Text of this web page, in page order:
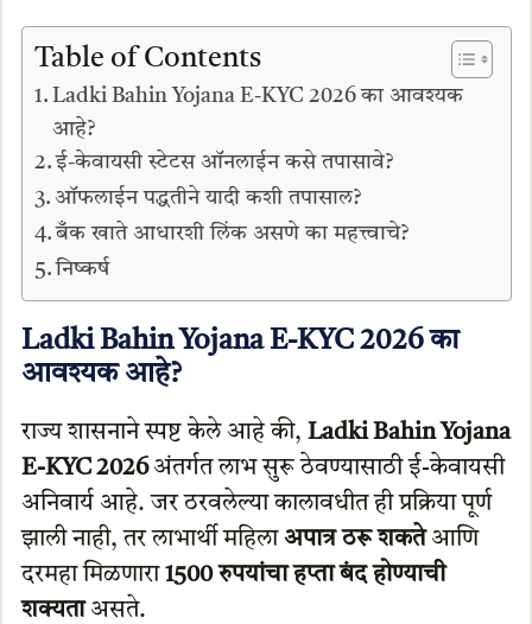
Table of Contents
Ladki Bahin Yojana E-KYC 2026 का आवश्यक
आहे?
ई-केवायसी स्टेटस ऑनलाईन कसे तपासावे?
ऑफलाईन पद्धतीने यादी कशी तपासाल?
बँक खाते आधारशी लिंक असणे का महत्त्वाचे?
निष्कर्ष
Ladki Bahin Yojana E-KYC 2026 का
आवश्यक आहे?
राज्य शासनाने स्पष्ट केले आहे की, Ladki Bahin Yojana
E-KYC 2026अंतर्गत लाभ सुरू ठेवण्यासाठी ई-केवायसी
अनिवार्य आहे. जर ठरवलेल्या कालावधीत ही प्रक्रिया पूर्ण
झाली नाही, तर लाभार्थी महिला अपात्र ठरू शकतेआणि
दरमहा मिळणारा 1500 रुपयांचा हप्ता बंद होण्याची
शक्यताअसते.